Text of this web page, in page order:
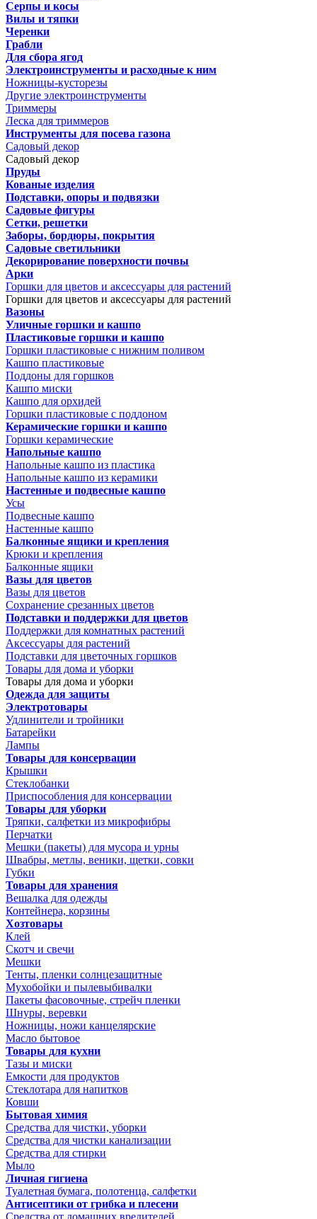
Серпы и косы
Вилы и тяпки
Черенки
Грабли
Для сбора ягод
Электроинструменты и расходные к ним
Ножницы-кусторезы
Другие электроинструменты
Триммеры
Леска для триммеров
Инструменты для посева газона
Садовый декор
Садовый декор
Пруды
Кованые изделия
Подставки, опоры и подвязки
Садовые фигуры
Сетки, решетки
Заборы, бордюры, покрытия
Садовые светильники
Декорирование поверхности почвы
Арки
Горшки для цветов и аксессуары для растений
Горшки для цветов и аксессуары для растений
Вазоны
Уличные горшки и кашпо
Пластиковые горшки и кашпо
Горшки пластиковые с нижним поливом
Кашпо пластиковые
Поддоны для горшков
Кашпо миски
Кашпо для орхидей
Горшки пластиковые с поддоном
Керамические горшки и кашпо
Горшки керамические
Напольные кашпо
Напольные кашпо из пластика
Напольные кашпо из керамики
Настенные и подвесные кашпо
Усы
Подвесные кашпо
Настенные кашпо
Балконные ящики и крепления
Крюки и крепления
Балконные ящики
Вазы для цветов
Вазы для цветов
Сохранение срезанных цветов
Подставки и поддержки для цветов
Поддержки для комнатных растений
Аксессуары для растений
Подставки для цветочных горшков
Товары для дома и уборки
Товары для дома и уборки
Одежда для защиты
Электротовары
Удлинители и тройники
Батарейки
Лампы
Товары для консервации
Крышки
Стеклобанки
Приспособления для консервации
Товары для уборки
Тряпки, салфетки из микрофибры
Перчатки
Мешки (пакеты) для мусора и урны
Швабры, метлы, веники, щетки, совки
Губки
Товары для хранения
Вешалка для одежды
Контейнера, корзины
Хозтовары
Клей
Скотч и свечи
Мешки
Тенты, пленки солнцезащитные
Мухобойки и пылевыбивалки
Пакеты фасовочные, стрейч пленки
Шнуры, веревки
Ножницы, ножи канцелярские
Масло бытовое
Товары для кухни
Тазы и миски
Емкости для продуктов
Стеклотара для напитков
Ковши
Бытовая химия
Средства для чистки, уборки
Средства для чистки канализации
Средства для стирки
Мыло
Личная гигиена
Туалетная бумага, полотенца, салфетки
Антисептики от грибка и плесени
Средства от домашних вредителей